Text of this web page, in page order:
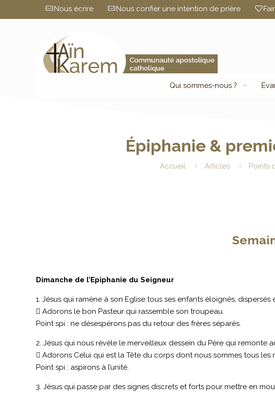
Nous écrire Nous confier une intention de prière
Qui sommes-nous ?
Épiphanie &
Accueil Articles Points
Dimanche de l’Epiphanie du Seigneur
1. Jésus qui ramène à son Eglise tous ses enfants éloignés,
 Adorons le bon Pasteur qui rassemble son troupeau.
Point spi : ne désespérons pas du retour des frères séparés.
2. Jésus qui nous révèle le merveilleux dessein du Père qui remonte
 Adorons Celui qui est la Tête du corps dont nous sommes tous les
Point spi : aspirons à l’unité.
3. Jésus qui passe par des signes discrets et forts pour mettre en